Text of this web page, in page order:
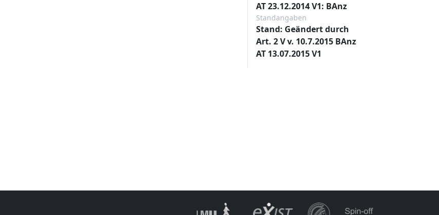
AT 23.12.2014 V1: BAnz
Standangaben
Stand: Geändert durch
Art. 2 V v. 10.7.2015 BAnz
AT 13.07.2015 V1